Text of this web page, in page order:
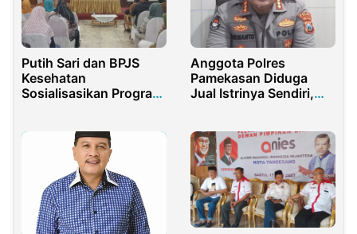
Putih Sari dan BPJS
Kesehatan
Sosialisasikan Program
Anggota Polres
Pamekasan Diduga
Jual Istrinya Sendiri,